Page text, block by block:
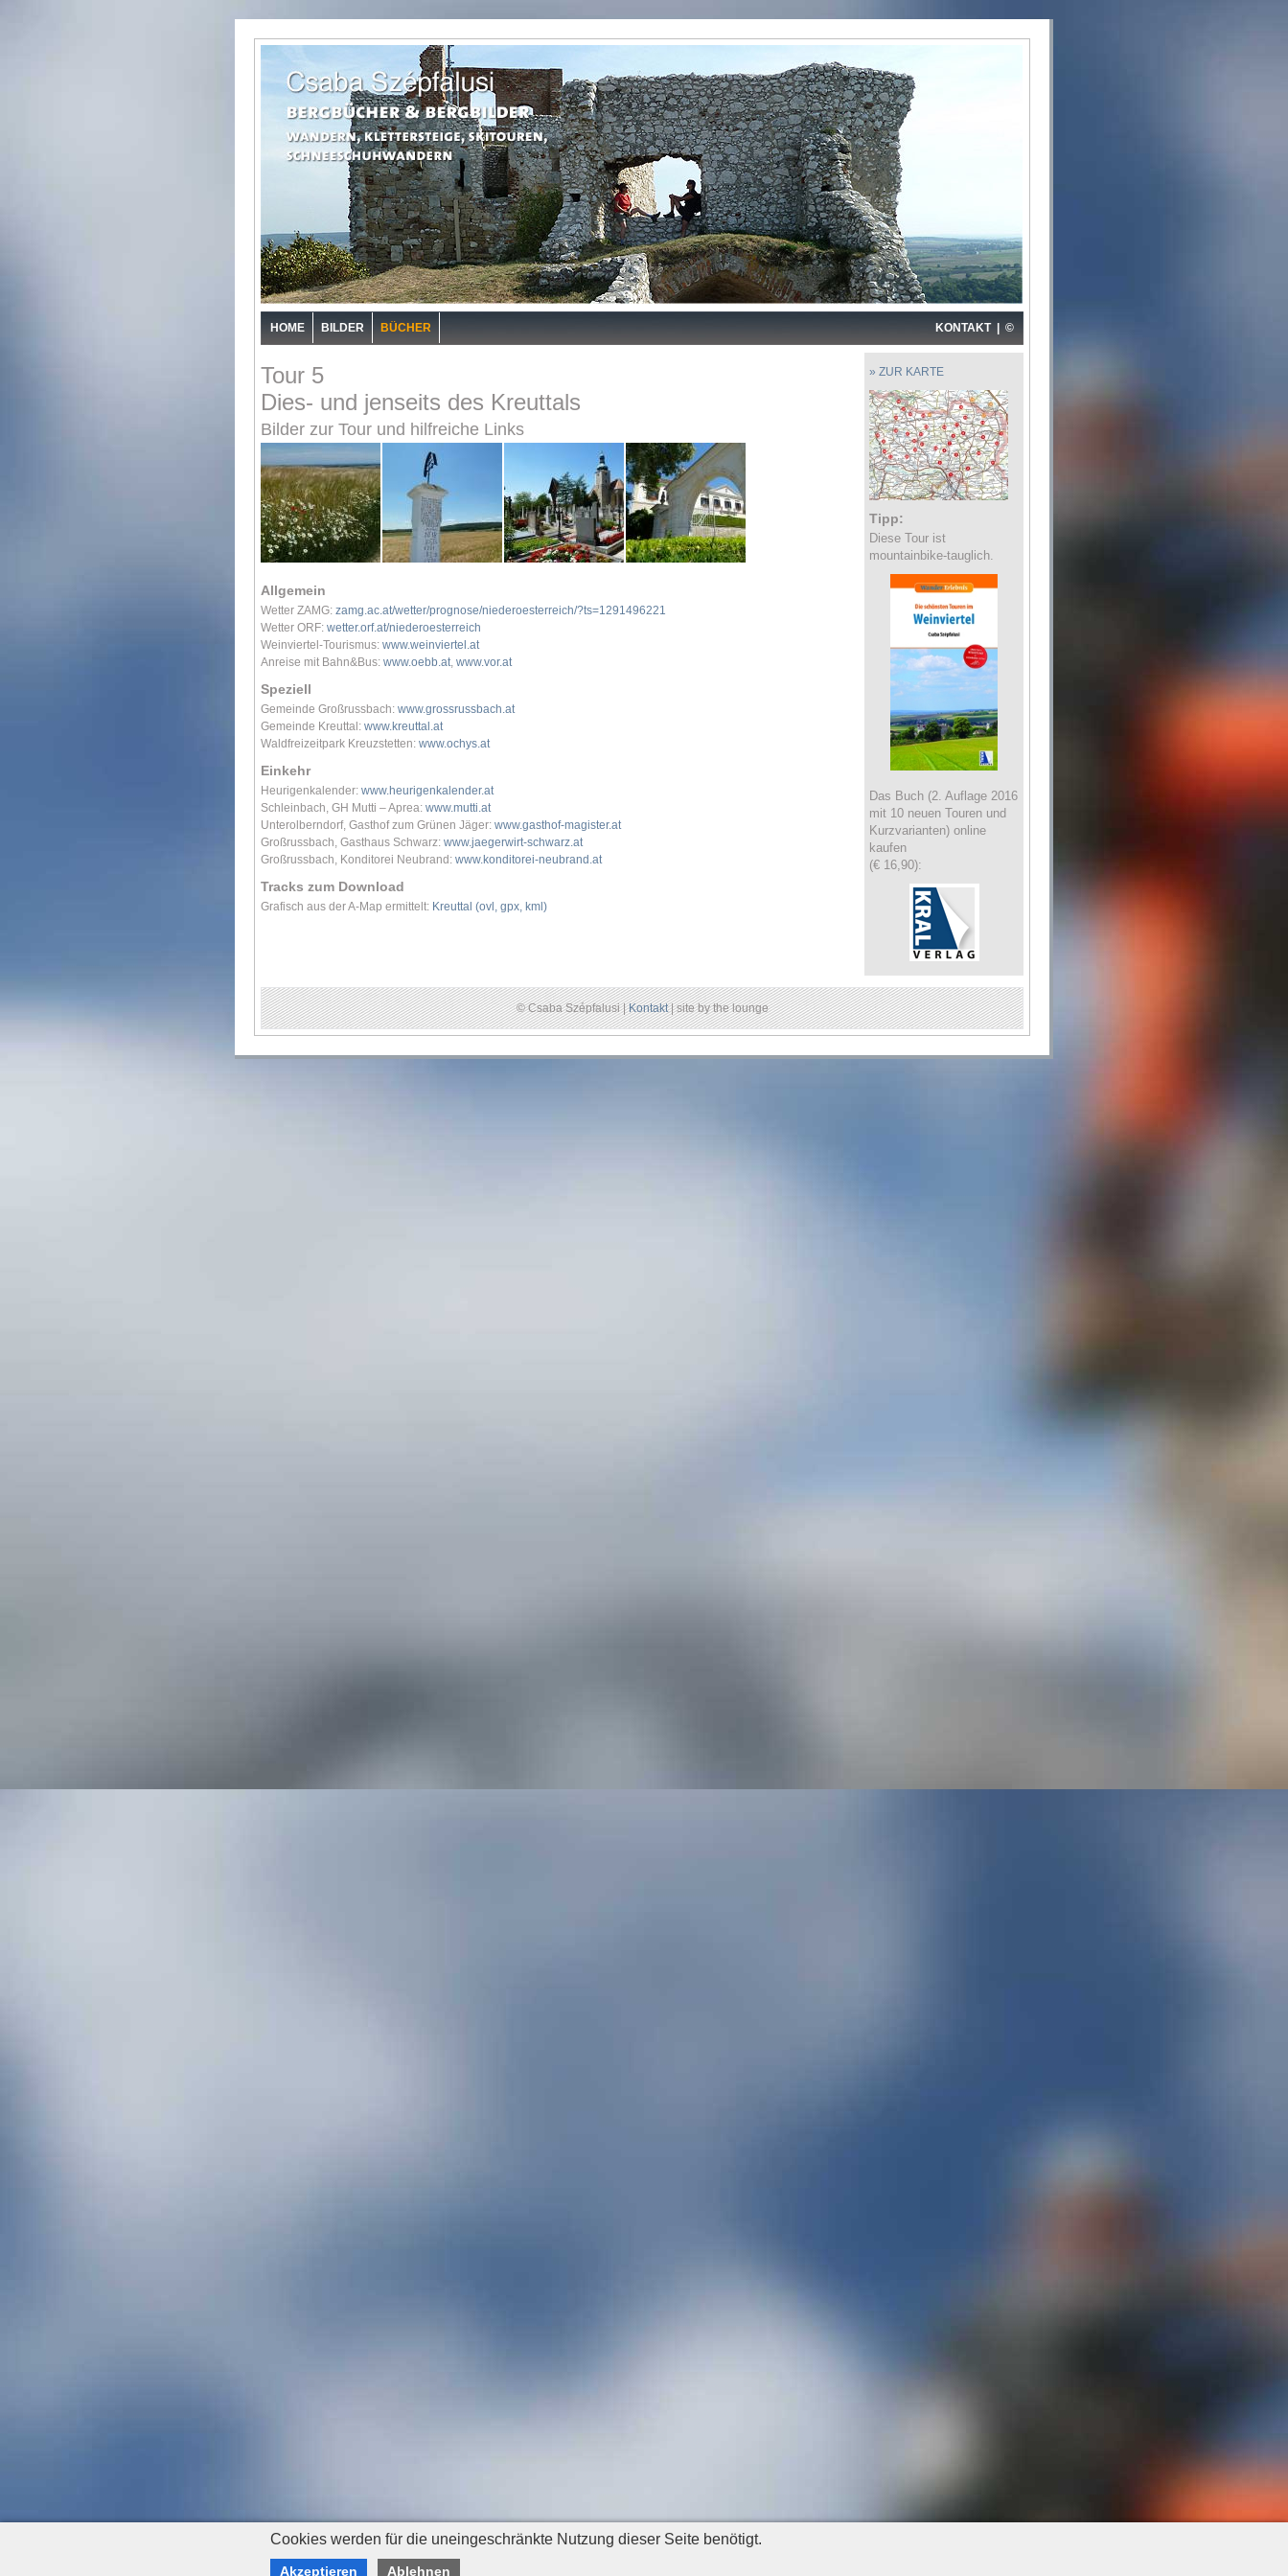
HOME BILDER BÜCHER KONTAKT| ©
Tour 5
Dies- und jenseits des Kreuttals
Bilder zur Tour und hilfreiche Links
Allgemein
Wetter ZAMG: zamg.ac.at/wetter/prognose/niederoesterreich/?ts=1291496221
Wetter ORF: wetter.orf.at/niederoesterreich
Weinviertel-Tourismus: www.weinviertel.at
Anreise mit Bahn&Bus: www.oebb.at, www.vor.at
Speziell
Gemeinde Großrussbach: www.grossrussbach.at
Gemeinde Kreuttal: www.kreuttal.at
Waldfreizeitpark Kreuzstetten: www.ochys.at
Einkehr
Heurigenkalender: www.heurigenkalender.at
Schleinbach, GH Mutti – Aprea: www.mutti.at
Unterolberndorf, Gasthof zum Grünen Jäger: www.gasthof-magister.at
Großrussbach, Gasthaus Schwarz: www.jaegerwirt-schwarz.at
Großrussbach, Konditorei Neubrand: www.konditorei-neubrand.at
Tracks zum Download
Grafisch aus der A-Map ermittelt: Kreuttal (ovl, gpx, kml)
» ZUR KARTE
Tipp:
Diese Tour ist
mountainbike-tauglich.
Das Buch (2. Auflage 2016
mit 10 neuen Touren und
Kurzvarianten) online
kaufen
(€ 16,90):
© Csaba Szépfalusi |Kontakt| site by the lounge
Cookies werden für die uneingeschränkte Nutzung dieser Seite benötigt.
Akzeptieren Ablehnen